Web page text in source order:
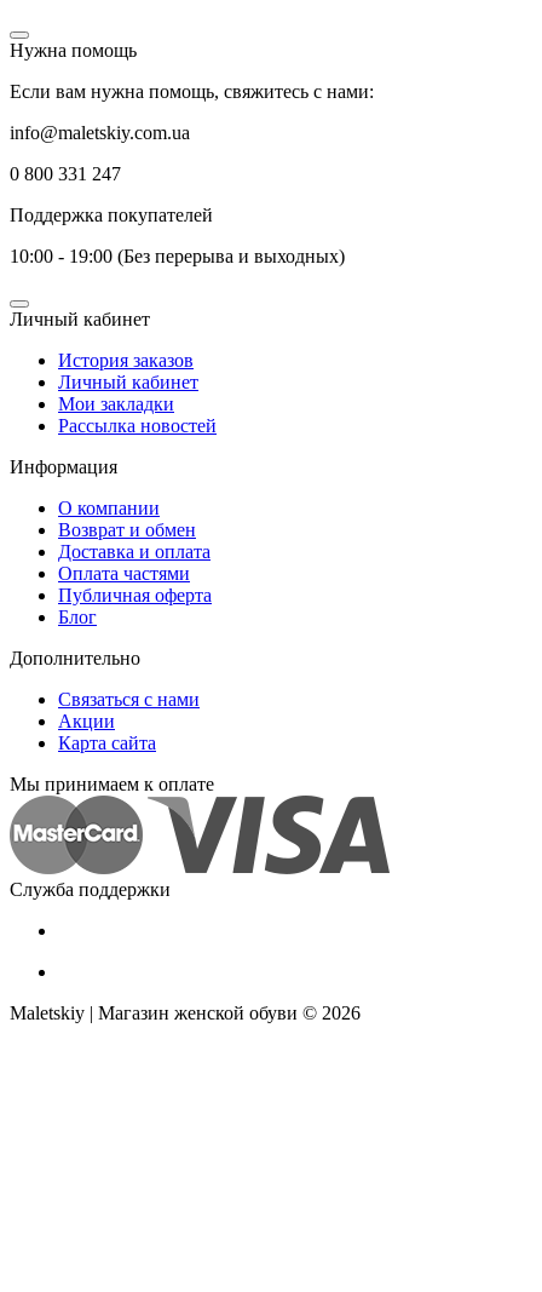
Нужна помощь
Если вам нужна помощь, свяжитесь с нами:
info@maletskiy.com.ua
0 800 331 247
Поддержка покупателей
10:00 - 19:00 (Без перерыва и выходных)
Личный кабинет
История заказов
Личный кабинет
Мои закладки
Рассылка новостей
Информация
О компании
Возврат и обмен
Доставка и оплата
Оплата частями
Публичная оферта
Блог
Дополнительно
Связаться с нами
Акции
Карта сайта
Мы принимаем к оплате
Служба поддержки
Maletskiy | Магазин женской обуви © 2026